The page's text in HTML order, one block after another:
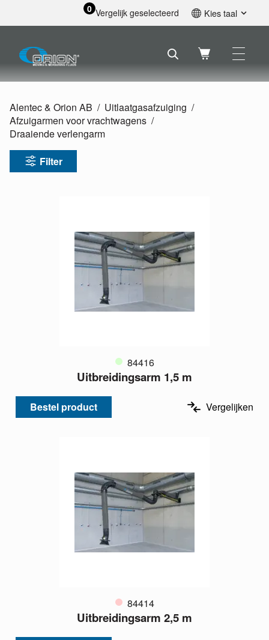
0 Vergelijk geselecteerd Kies taal
Svenska
Français
Nederlands
Alentec & Orion AB
Uitlaatgasafzuiging
Afzuigarmen voor vrachtwagens
Draaiende verlengarm
Filter
84416
Uitbreidingsarm 1,5 m
Bestel product Vergelijken
84414
Uitbreidingsarm 2,5 m